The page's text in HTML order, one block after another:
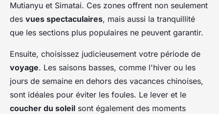
Mutianyu et Simatai. Ces zones offrent non seulement
des vues spectaculaires, mais aussi la tranquillité
que les sections plus populaires ne peuvent garantir.
Ensuite, choisissez judicieusement votre période de
voyage. Les saisons basses, comme l'hiver ou les
jours de semaine en dehors des vacances chinoises,
sont idéales pour éviter les foules. Le lever et le
coucher du soleil sont également des moments